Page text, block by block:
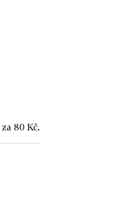
za 80 Kč.